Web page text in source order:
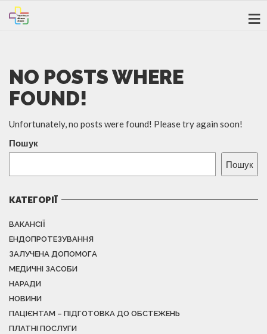
NO POSTS WHERE
FOUND!
Unfortunately, no posts were found! Please try again soon!
Пошук
Пошук
КАТЕГОРІЇ
ВАКАНСІЇ
ЕНДОПРОТЕЗУВАННЯ
ЗАЛУЧЕНА ДОПОМОГА
МЕДИЧНІ ЗАСОБИ
НАРАДИ
НОВИНИ
ПАЦІЄНТАМ – ПІДГОТОВКА ДО ОБСТЕЖЕНЬ
ПЛАТНІ ПОСЛУГИ